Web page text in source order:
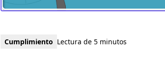
Cumplimiento Lectura de 5 minutos